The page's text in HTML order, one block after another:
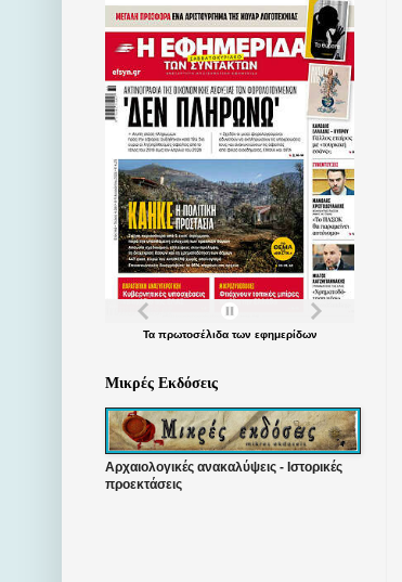
Τα πρωτοσέλιδατων εφημερίδων
Μικρές Εκδόσεις
Αρχαιολογικές ανακαλύψεις - Ιστορικές
προεκτάσεις